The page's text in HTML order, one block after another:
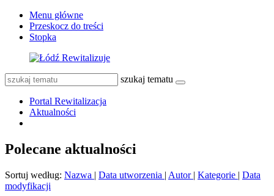
Menu główne
Przeskocz do treści
Stopka
szukaj tematu
Portal Rewitalizacja
Aktualności
Polecane aktualności
Sortuj według: Nazwa | Data utworzenia | Autor | Kategorie | Data
modyfikacji